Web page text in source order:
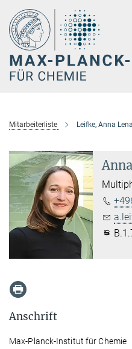
Hauptinhalt
Mitarbeiterliste Leifke, Anna Lena
Anschrift
Max-Planck-Institut für Chemie